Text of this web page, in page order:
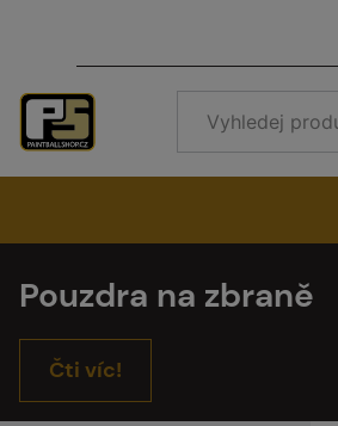
Pouzdra na zbraně
Čti víc!